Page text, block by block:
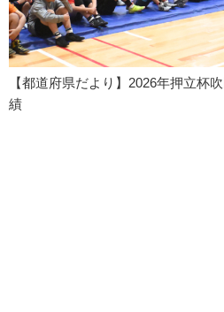
【都道府県だより】2026年押立杯
績